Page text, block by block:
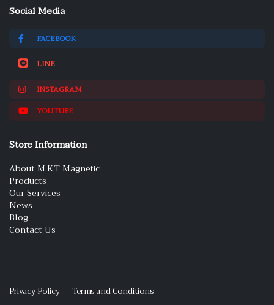
Social Media
FACEBOOK
LINE
INSTAGRAM
YOUTUBE
Store Information
About M.K.T Magnetic
Products
Our Services
News
Blog
Contact Us
Privacy Policy Terms and Conditions